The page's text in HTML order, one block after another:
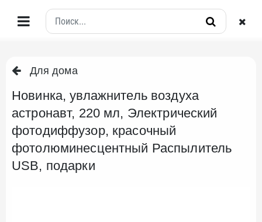
Для дома
Новинка, увлажнитель воздуха
астронавт, 220 мл, Электрический
фотодиффузор, красочный
фотолюминесцентный Распылитель
USB, подарки